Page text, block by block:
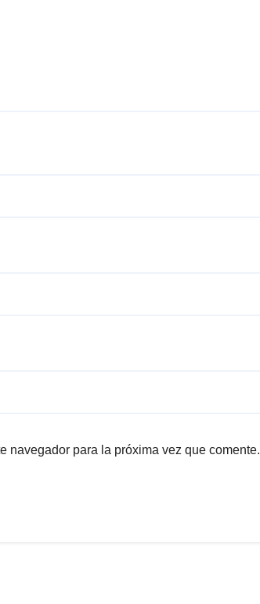
navegador para la próxima vez que comente.